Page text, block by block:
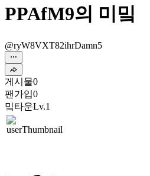
PPAfM9의 미밐
@ryW8VXT82ihrDamn5
게시물0
팬가입0
밐타운Lv.1